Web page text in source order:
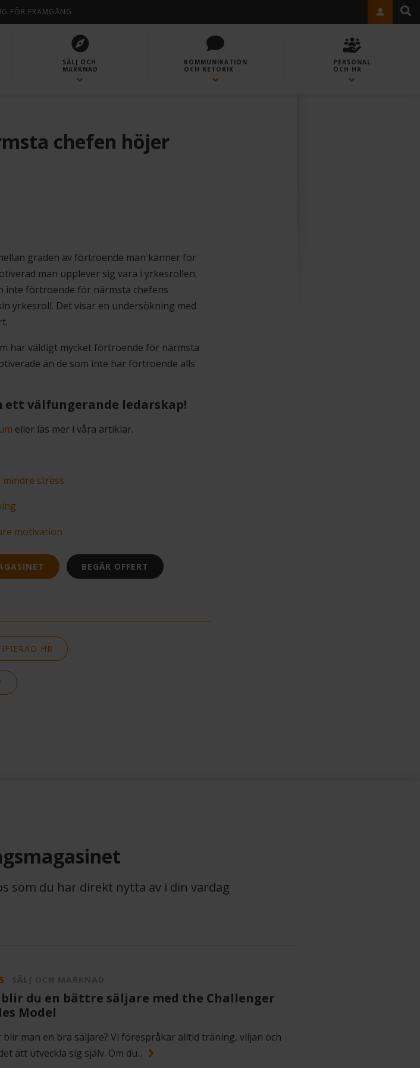
chefen höjer
graden av förtroende man känner för
man upplever sig vara i yrkesrollen.
inte förtroende för närmsta chefens
yrkesroll. Det visar en undersökning med
har väldigt mycket förtroende för närmsta
än de som inte har förtroende alls
välfungerande ledarskap!
eller läs mer i våra artiklar.
stress
motivation
BEGÄR OFFERT
HR
som du har direkt nytta av i din vardag
blir du en bättre säljare med the Challenger
Model
blir man en bra säljare? Vi förespråkar alltid träning, viljan och
att utveckla sig själv. Om du...
FÖR FRAMGÅNG
SÄLJ OCH
MARKNAD
KOMMUNIKATION
OCH RETORIK
PERSONAL
OCH HR